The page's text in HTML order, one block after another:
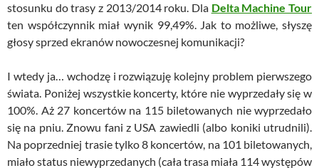
stosunku do trasy z 2013/2014 roku. Dla Delta Machine Tour
ten współczynnik miał wynik 99,49%. Jak to możliwe, słyszę
głosy sprzed ekranów nowoczesnej komunikacji?
I wtedy ja… wchodzę i rozwiązuję kolejny problem pierwszego
świata. Poniżej wszystkie koncerty, które nie wyprzedały się w
100%. Aż 27 koncertów na 115 biletowanych nie wyprzedało
się na pniu. Znowu fani z USA zawiedli (albo koniki utrudnili).
Na poprzedniej trasie tylko 8 koncertów, na 101 biletowanych,
miało status niewyprzedanych (cała trasa miała 114 występów